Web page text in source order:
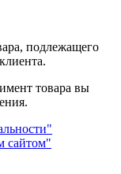
подлежащего
товара вы
сайтом"